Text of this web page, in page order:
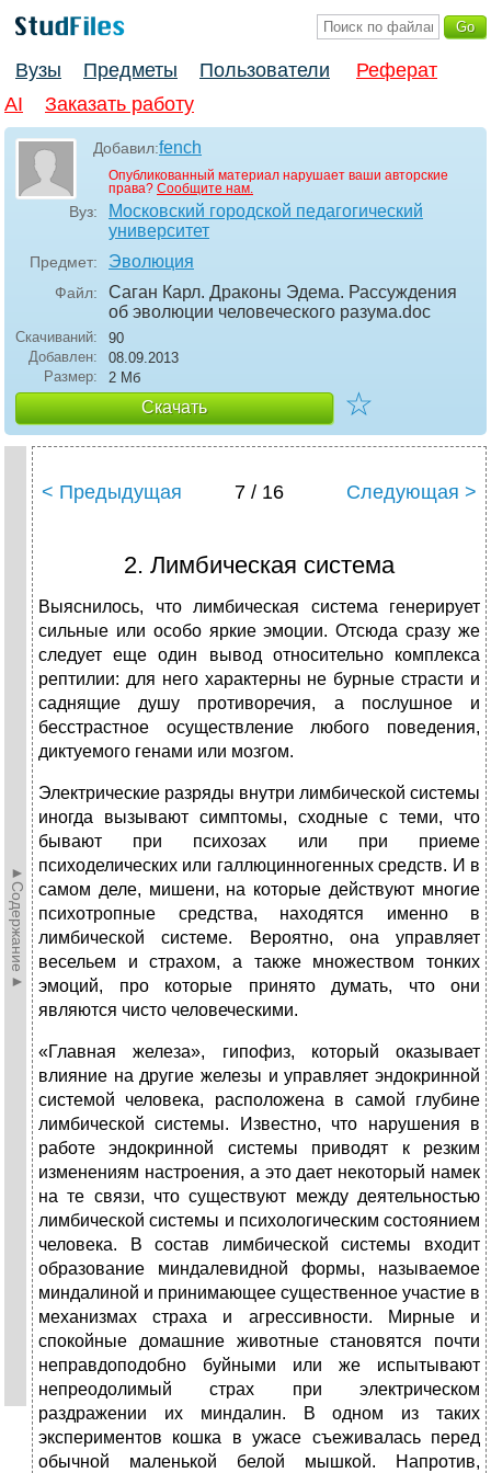
Вузы Предметы Пользователи
Реферат
AI
Заказать работу
Добавил:fench
Опубликованный материал нарушает ваши авторские
права? Сообщите нам.
Вуз:
Московский городской педагогический
университет
Предмет: Эволюция
Файл:
Саган Карл. Драконы Эдема. Рассуждения
об эволюции человеческого разума.doc
Скачиваний:
90
Добавлен:
08.09.2013
Размер:
2 Мб
Скачать ☆
►Содержание►
< Предыдущая 7 / 16 Следующая >
2. Лимбическая система
Выяснилось, что лимбическая система генерирует
сильные или особо яркие эмоции. Отсюда сразу же
следует еще один вывод относительно комплекса
рептилии: для него характерны не бурные страсти и
саднящие душу противоречия, а послушное и
бесстрастное осуществление любого поведения,
диктуемого генами или мозгом.
Электрические разряды внутри лимбической системы
иногда вызывают симптомы, сходные с теми, что
бывают при психозах или при приеме
психоделических или галлюцинногенных средств. И в
самом деле, мишени, на которые действуют многие
психотропные средства, находятся именно в
лимбической системе. Вероятно, она управляет
весельем и страхом, а также множеством тонких
эмоций, про которые принято думать, что они
являются чисто человеческими.
«Главная железа», гипофиз, который оказывает
влияние на другие железы и управляет эндокринной
системой человека, расположена в самой глубине
лимбической системы. Известно, что нарушения в
работе эндокринной системы приводят к резким
изменениям настроения, а это дает некоторый намек
на те связи, что существуют между деятельностью
лимбической системы и психологическим состоянием
человека. В состав лимбической системы входит
образование миндалевидной формы, называемое
миндалиной и принимающее существенное участие в
механизмах страха и агрессивности. Мирные и
спокойные домашние животные становятся почти
неправдоподобно буйными или же испытывают
непреодолимый страх при электрическом
раздражении их миндалин. В одном из таких
экспериментов кошка в ужасе съеживалась перед
обычной маленькой белой мышкой. Напротив,